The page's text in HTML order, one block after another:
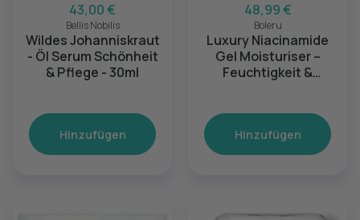
43,00 €
Bellis Nobilis
Wildes Johanniskraut
- Öl Serum Schönheit
& Pflege - 30ml
Hinzufügen
48,99 €
Boleru
Luxury Niacinamide
Gel Moisturiser –
Feuchtigkeit &
Hinzufügen